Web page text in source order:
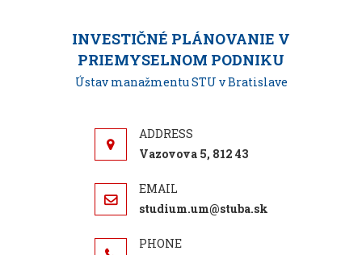
INVESTIČNÉ PLÁNOVANIE V
PRIEMYSELNOM PODNIKU
Ústav manažmentu STU v Bratislave
Vazovova 5, 812 43
studium.um@stuba.sk